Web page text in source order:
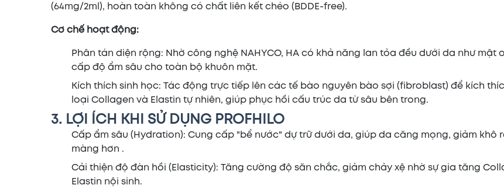
(64mg/2ml), hoàn toàn không có chất liên kết chéo (BDDE-free).
Cơ chế hoạt động:
Phân tán diện rộng: Nhờ công nghệ NAHYCO, HA có khả năng lan tỏa đều dưới da như mật
cấp độ ẩm sâu cho toàn bộ khuôn mặt.
Kích thích sinh học: Tác động trực tiếp lên các tế bào nguyên bào sợi (fibroblast) để kích
loại Collagen và Elastin tự nhiên, giúp phục hồi cấu trúc da từ sâu bên trong.
3. LỢI ÍCH KHI SỬ DỤNG PROFHILO
Cấp ẩm sâu (Hydration): Cung cấp "bể nước" dự trữ dưới da, giúp da căng mọng, giảm khô
màng hơn .
Cải thiện độ đàn hồi (Elasticity): Tăng cường độ săn chắc, giảm chảy xệ nhờ sự gia tăng
Elastin nội sinh.